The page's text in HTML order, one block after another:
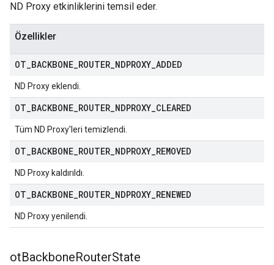
ND Proxy etkinliklerini temsil eder.
Özellikler
OT BACKBONE ROUTER NDPROXY ADDED
ND Proxy eklendi.
OT BACKBONE ROUTER NDPROXY CLEARED
Tüm ND Proxy'leri temizlendi.
OT BACKBONE ROUTER NDPROXY REMOVED
ND Proxy kaldırıldı.
OT BACKBONE ROUTER NDPROXY RENEWED
ND Proxy yenilendi.
otBackboneRouterState